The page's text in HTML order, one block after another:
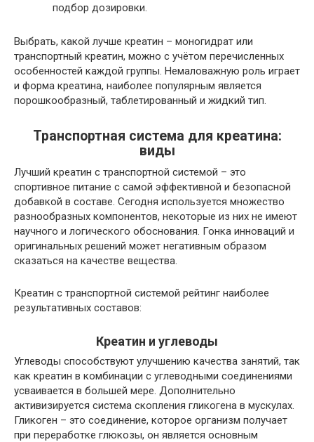
подбор дозировки.
Выбрать, какой лучше креатин – моногидрат или
транспортный креатин, можно с учётом перечисленных
особенностей каждой группы. Немаловажную роль играет
и форма креатина, наиболее популярным является
порошкообразный, таблетированный и жидкий тип.
Транспортная система для креатина:
виды
Лучший креатин с транспортной системой – это
спортивное питание с самой эффективной и безопасной
добавкой в составе. Сегодня используется множество
разнообразных компонентов, некоторые из них не имеют
научного и логического обоснования. Гонка инноваций и
оригинальных решений может негативным образом
сказаться на качестве вещества.
Креатин с транспортной системой рейтинг наиболее
результативных составов:
Креатин и углеводы
Углеводы способствуют улучшению качества занятий, так
как креатин в комбинации с углеводными соединениями
усваивается в большей мере. Дополнительно
активизируется система скопления гликогена в мускулах.
Гликоген – это соединение, которое организм получает
при переработке глюкозы, он является основным